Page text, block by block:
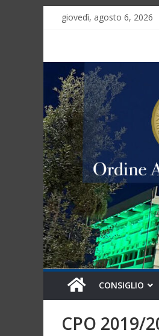
giovedì, agosto 6, 2026
CONSIGLIO
CPO 2019/